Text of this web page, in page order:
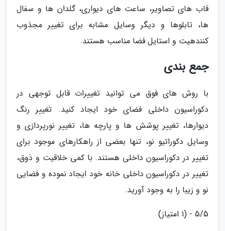
قاب های تصاویر، ساعت های دیواری، گلدان ها و سفال
ها، تابلوها و دیگر وسایل مشابه برای تغییر مجذوب
کنندهیت و استایل فضا مناسب هستند.
جمع بندی
با روش های فوق می توانید تغییرات قابل توجهی در
دکوراسیون داخلی فضای خود ایجاد کنید. تغییر رنگ
دیوارها، تغییر پوشش ها و پارچه ها، تغییر نورپردازی و
وسایل دکوراتیو نو، تنها بعضی از راهکارهای موجود برای
تغییر در دکوراسیون داخلی هستند. با کمی خلاقیت و ذوق،
تغییر در دکوراسیون داخلی خانه خود ایجاد نموده و فضایی
نو و زیبا را به وجود آورید.
5/5 - (1 امتیاز)